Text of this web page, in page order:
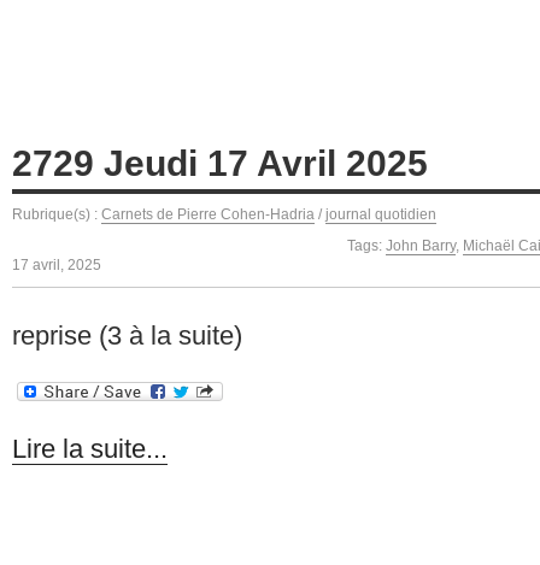
2729 Jeudi 17 Avril 2025
Rubrique(s) : Carnets de Pierre Cohen-Hadria / journal quotidien
Tags: John Barry, Michaël
17 avril, 2025
reprise (3 à la suite)
Lire la suite...